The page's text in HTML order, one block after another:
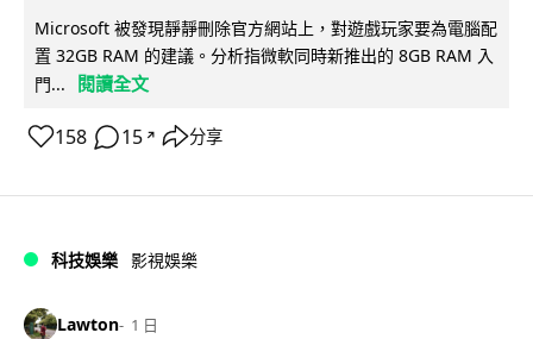
Microsoft 被發現靜靜刪除官方網站上，對遊戲玩家要為電腦配
置 32GB RAM 的建議。分析指微軟同時新推出的 8GB RAM 入
門...
閱讀全文
158 15 ↗ 分享
科技娛樂 影視娛樂
Lawton 1 日